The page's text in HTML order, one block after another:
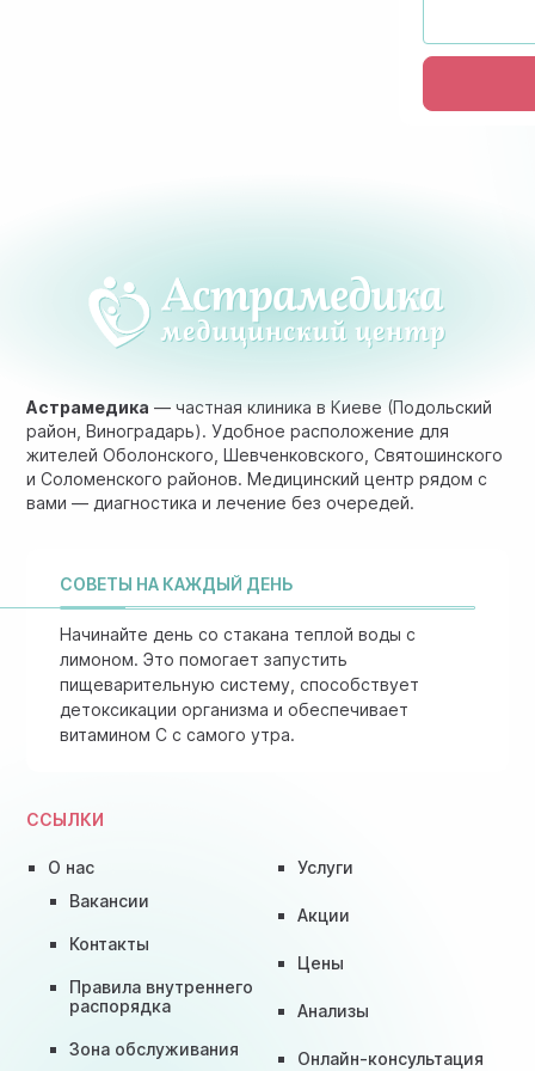
ССЫЛКИ
О нас
Вакансии
Контакты
Правила внутреннего
распорядка
Зона обслуживания
Услуги
Акции
Цены
Анализы
Онлайн-консультация
Астрамедика — частная клиника в Киеве (Подольский
район, Виноградарь). Удобное расположение для
жителей Оболонского, Шевченковского, Святошинского
и Соломенского районов. Медицинский центр рядом с
вами — диагностика и лечение без очередей.
СОВЕТЫ НА КАЖДЫЙ ДЕНЬ
Начинайте день со стакана теплой воды с
лимоном. Это помогает запустить
пищеварительную систему, способствует
детоксикации организма и обеспечивает
витамином C с самого утра.